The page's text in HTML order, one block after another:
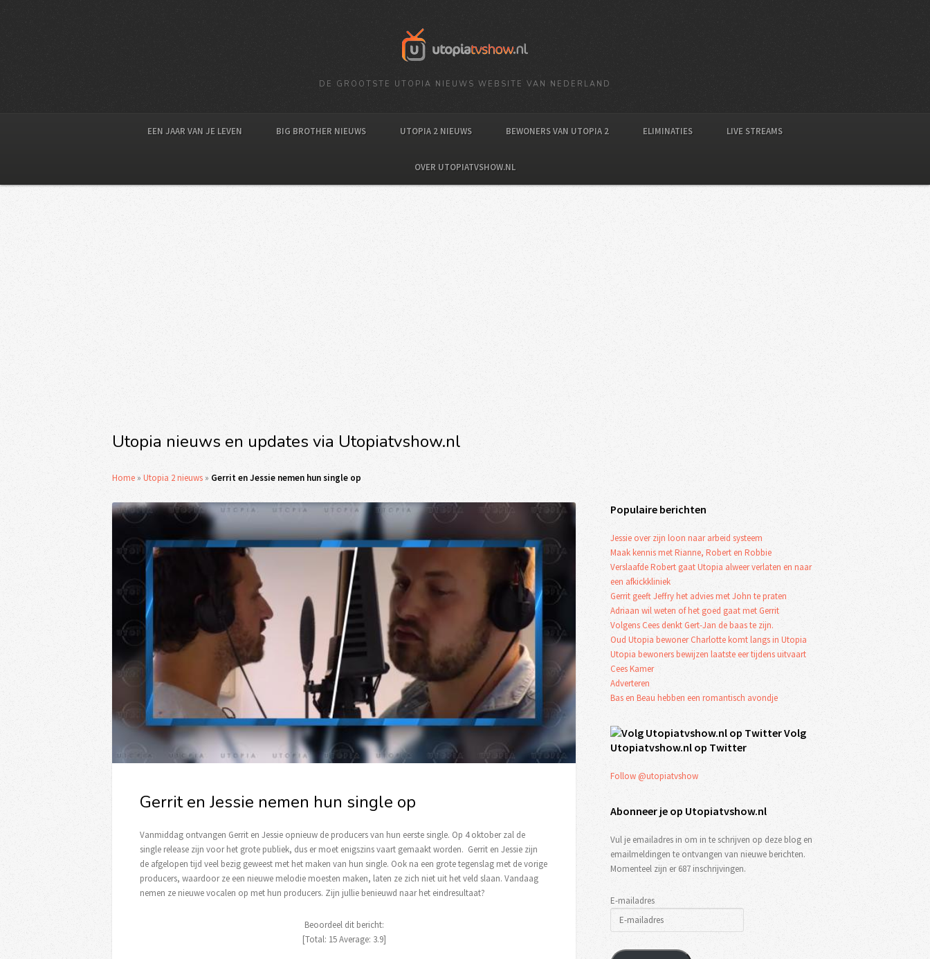
DE GROOTSTE UTOPIA NIEUWS WEBSITE VAN NEDERLAND
EEN JAAR VAN JE LEVEN BIG BROTHER NIEUWS UTOPIA 2 NIEUWS BEWONERS VAN UTOPIA 2 ELIMINATIES LIVE STREAMS
OVER UTOPIATVSHOW.NL
Utopia nieuws en updates via Utopiatvshow.nl
Home » Utopia 2 nieuws » Gerrit en Jessie nemen hun single op
Gerrit en Jessie nemen hun single op
Vanmiddag ontvangen Gerrit en Jessie opnieuw de producers van hun eerste single. Op 4 oktober zal de
single release zijn voor het grote publiek, dus er moet enigszins vaart gemaakt worden. Gerrit en Jessie zijn
de afgelopen tijd veel bezig geweest met het maken van hun single. Ook na een grote tegenslag met de vorige
producers, waardoor ze een nieuwe melodie moesten maken, laten ze zich niet uit het veld slaan. Vandaag
nemen ze nieuwe vocalen op met hun producers. Zijn jullie benieuwd naar het eindresultaat?
Beoordeel dit bericht:
[Total: 15Average: 3.9]
Populaire berichten
Jessie over zijn loon naar arbeid systeem
Maak kennis met Rianne, Robert en Robbie
Verslaafde Robert gaat Utopia alweer verlaten en naar
een afkickkliniek
Gerrit geeft Jeffry het advies met John te praten
Adriaan wil weten of het goed gaat met Gerrit
Volgens Cees denkt Gert-Jan de baas te zijn.
Oud Utopia bewoner Charlotte komt langs in Utopia
Utopia bewoners bewijzen laatste eer tijdens uitvaart
Cees Kamer
Adverteren
Bas en Beau hebben een romantisch avondje
Volg
Utopiatvshow.nl op Twitter
Follow @utopiatvshow
Abonneer je op Utopiatvshow.nl
Vul je emailadres in om in te schrijven op deze blog en
emailmeldingen te ontvangen van nieuwe berichten.
Momenteel zijn er 687 inschrijvingen.
E-mailadres